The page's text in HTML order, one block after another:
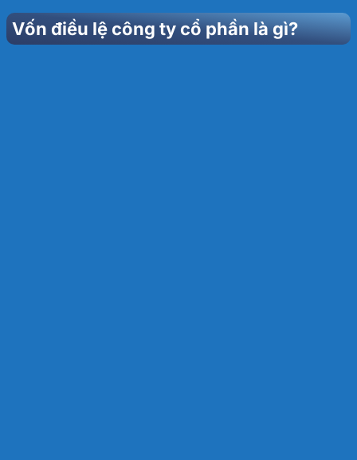
Vốn điều lệ công ty cổ phần là gì?